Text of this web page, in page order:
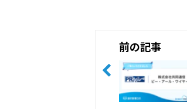
前の記事